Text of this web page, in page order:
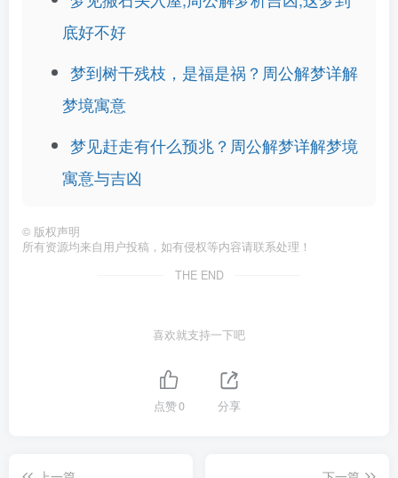
底好不好
梦到树干残枝，是福是祸？周公解梦详解
梦境寓意
梦见赶走有什么预兆？周公解梦详解梦境
寓意与吉凶
© 版权声明
所有资源均来自用户投稿，如有侵权等内容请联系处理！
THE END
喜欢就支持一下吧
点赞0 分享